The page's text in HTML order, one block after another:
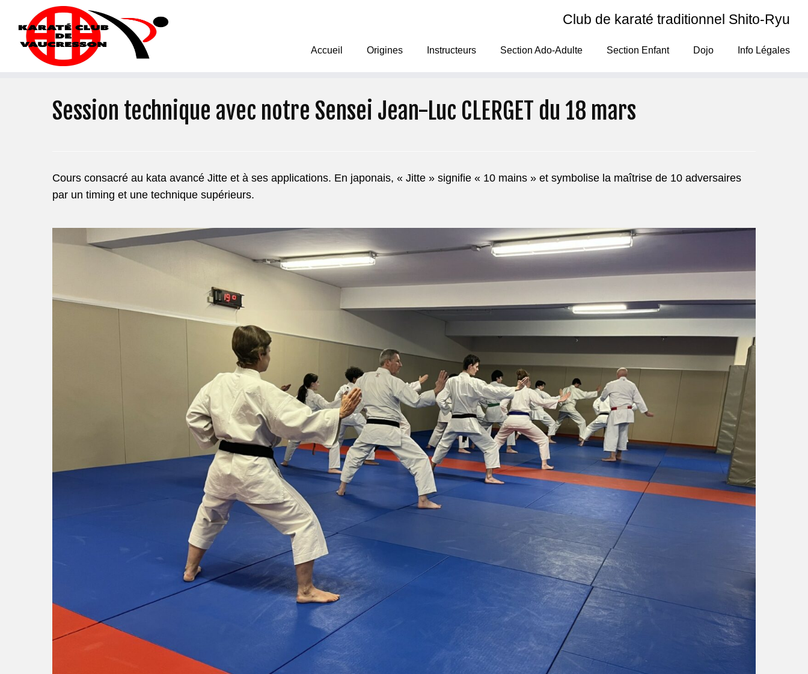
Club de karaté traditionnel Shito-Ryu
Accueil Origines Instructeurs Section Ado-Adulte Section Enfant Dojo Info Légales
Session technique avec notre Sensei Jean-Luc CLERGET du 18 mars
Cours consacré au kata avancé Jitte et à ses applications. En japonais, « Jitte » signifie « 10 mains » et symbolise la maîtrise de 10 adversaires
par un timing et une technique supérieurs.